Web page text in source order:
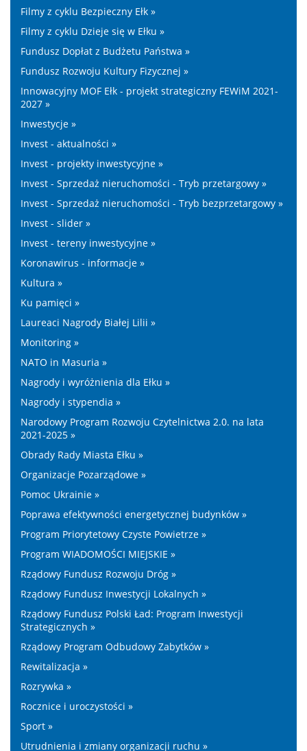
Filmy z cyklu Bezpieczny Ełk »
Filmy z cyklu Dzieje się w Ełku »
Fundusz Dopłat z Budżetu Państwa »
Fundusz Rozwoju Kultury Fizycznej »
Innowacyjny MOF Ełk - projekt strategiczny FEWiM 2021-
2027 »
Inwestycje »
Invest - aktualności »
Invest - projekty inwestycyjne »
Invest - Sprzedaż nieruchomości - Tryb przetargowy »
Invest - Sprzedaż nieruchomości - Tryb bezprzetargowy »
Invest - slider »
Invest - tereny inwestycyjne »
Koronawirus - informacje »
Kultura »
Ku pamięci »
Laureaci Nagrody Białej Lilii »
Monitoring »
NATO in Masuria »
Nagrody i wyróżnienia dla Ełku »
Nagrody i stypendia »
Narodowy Program Rozwoju Czytelnictwa 2.0. na lata
2021-2025 »
Obrady Rady Miasta Ełku »
Organizacje Pozarządowe »
Pomoc Ukrainie »
Poprawa efektywności energetycznej budynków »
Program Priorytetowy Czyste Powietrze »
Program WIADOMOŚCI MIEJSKIE »
Rządowy Fundusz Rozwoju Dróg »
Rządowy Fundusz Inwestycji Lokalnych »
Rządowy Fundusz Polski Ład: Program Inwestycji
Strategicznych »
Rządowy Program Odbudowy Zabytków »
Rewitalizacja »
Rozrywka »
Rocznice i uroczystości »
Sport »
Utrudnienia i zmiany organizacji ruchu »